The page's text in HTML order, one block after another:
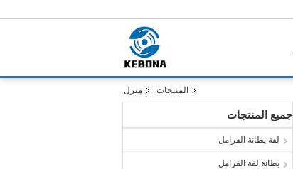
منزل المنتجات
جميع المنتجات
لفة بطانة الفرامل
بطانة لفة الفرامل